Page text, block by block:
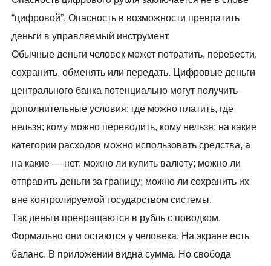
“цифровой”. Опасность в возможности превратить
деньги в управляемый инструмент.
Обычные деньги человек может потратить, перевести,
сохранить, обменять или передать. Цифровые деньги
центрального банка потенциально могут получить
дополнительные условия: где можно платить, где
нельзя; кому можно переводить, кому нельзя; на какие
категории расходов можно использовать средства, а
на какие — нет; можно ли купить валюту; можно ли
отправить деньги за границу; можно ли сохранить их
вне контролируемой государством системы.
Так деньги превращаются в рубль с поводком.
Формально они остаются у человека. На экране есть
баланс. В приложении видна сумма. Но свобода